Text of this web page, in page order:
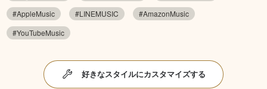
#AppleMusic
#LINEMUSIC
#AmazonMusic
#YouTubeMusic
好きなスタイルにカスタマイズする